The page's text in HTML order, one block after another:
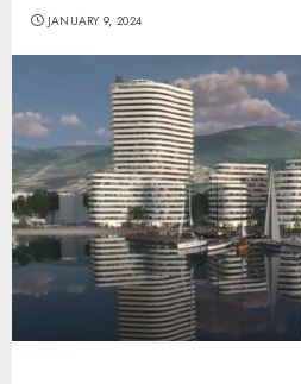
JANUARY 9, 2024